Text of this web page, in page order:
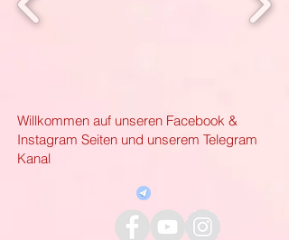
Willkommen auf unseren Facebook &
Instagram Seiten und unserem Telegram
Kanal